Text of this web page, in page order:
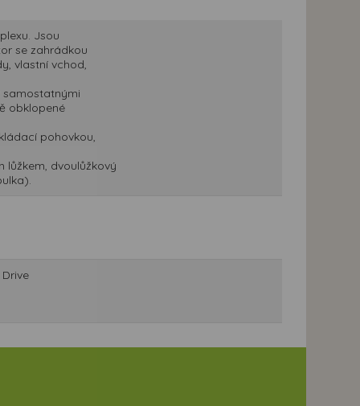
Jsou
se zahrádkou
vlastní vchod,
samostatnými
obklopené
pohovkou,
dvoulůžkový